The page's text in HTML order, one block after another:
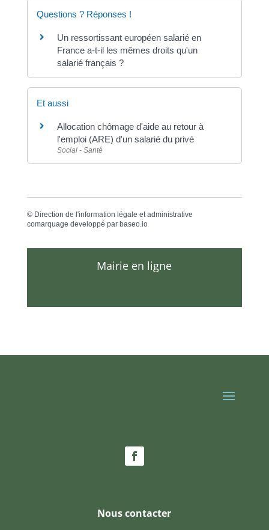
Questions ? Réponses !
Un ressortissant européen salarié en
France a-t-il les mêmes droits qu'un
salarié français ?
Et aussi
Allocation chômage d'aide au retour à
l'emploi (ARE) d'un salarié du privé
Social - Santé
© Direction de l'information légale et administrative
comarquage developpé par baseo.io
Mairie en ligne
Nous contacter